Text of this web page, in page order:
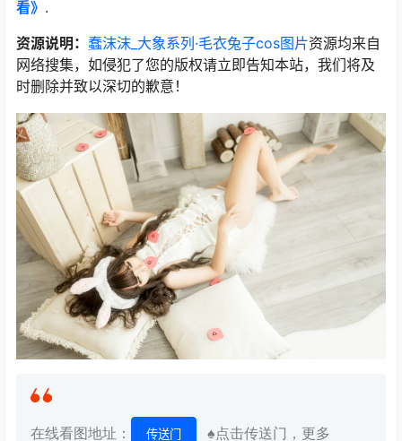
看》 .
资源说明： 蠢沫沫_大象系列·毛衣兔子cos图片资源均来自
网络搜集，如侵犯了您的版权请立即告知本站，我们将及
时删除并致以深切的歉意！
在线看图地址： 传送门
♠点击传送门，更多